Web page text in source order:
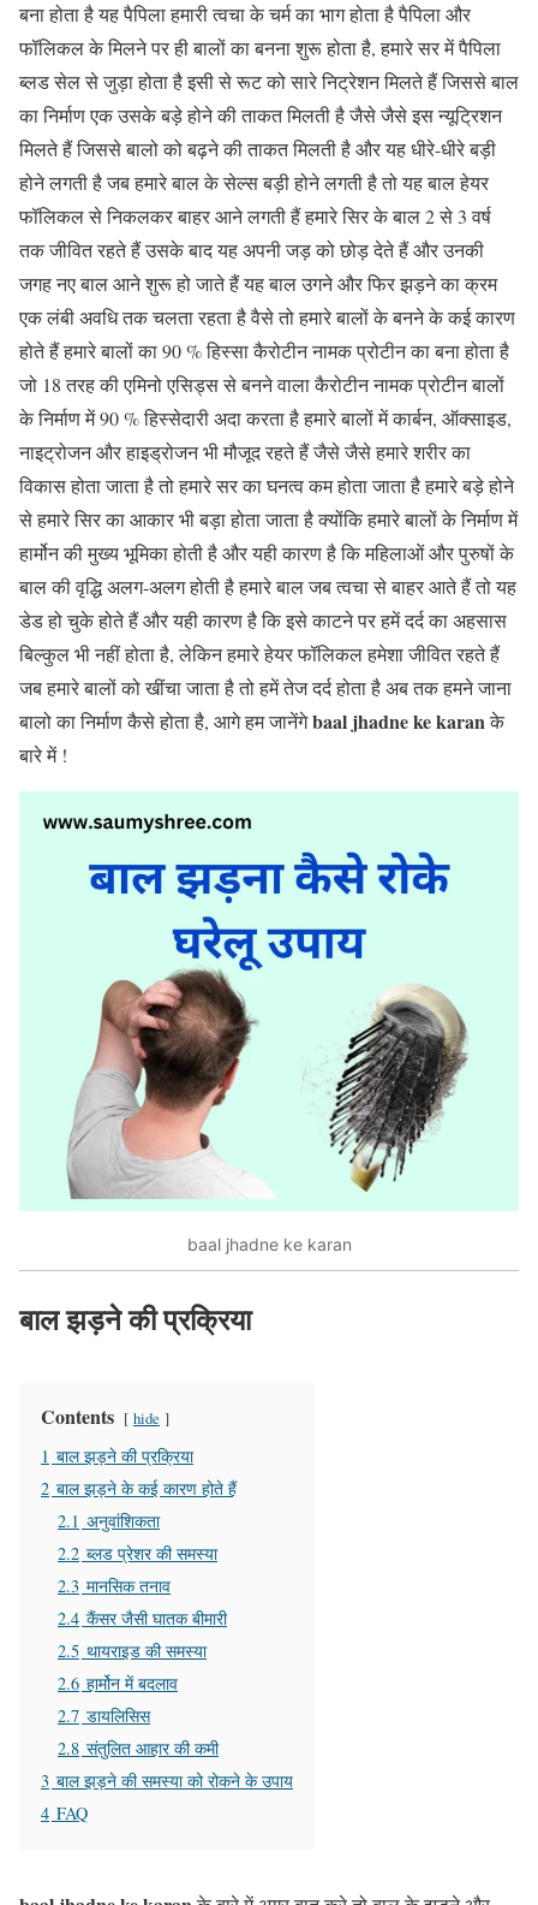
बना होता है यह पैपिला हमारी त्वचा के चर्म का भाग होता है पैपिला और
फॉलिकल के मिलने पर ही बालों का बनना शुरू होता है, हमारे सर में पैपिला
ब्लड सेल से जुड़ा होता है इसी से रूट को सारे निट्रेशन मिलते हैं जिससे बाल
का निर्माण एक उसके बड़े होने की ताकत मिलती है जैसे जैसे इस न्यूट्रिशन
मिलते हैं जिससे बालो को बढ़ने की ताकत मिलती है और यह धीरे-धीरे बड़ी
होने लगती है जब हमारे बाल के सेल्स बड़ी होने लगती है तो यह बाल हेयर
फॉलिकल से निकलकर बाहर आने लगती हैं हमारे सिर के बाल 2 से 3 वर्ष
तक जीवित रहते हैं उसके बाद यह अपनी जड़ को छोड़ देते हैं और उनकी
जगह नए बाल आने शुरू हो जाते हैं यह बाल उगने और फिर झड़ने का क्रम
एक लंबी अवधि तक चलता रहता है वैसे तो हमारे बालों के बनने के कई कारण
होते हैं हमारे बालों का 90 % हिस्सा कैरोटीन नामक प्रोटीन का बना होता है
जो 18 तरह की एमिनो एसिड्स से बनने वाला कैरोटीन नामक प्रोटीन बालों
के निर्माण में 90 % हिस्सेदारी अदा करता है हमारे बालों में कार्बन, ऑक्साइड,
नाइट्रोजन और हाइड्रोजन भी मौजूद रहते हैं जैसे जैसे हमारे शरीर का
विकास होता जाता है तो हमारे सर का घनत्व कम होता जाता है हमारे बड़े होने
से हमारे सिर का आकार भी बड़ा होता जाता है क्योंकि हमारे बालों के निर्माण में
हार्मोन की मुख्य भूमिका होती है और यही कारण है कि महिलाओं और पुरुषों के
बाल की वृद्धि अलग-अलग होती है हमारे बाल जब त्वचा से बाहर आते हैं तो यह
डेड हो चुके होते हैं और यही कारण है कि इसे काटने पर हमें दर्द का अहसास
बिल्कुल भी नहीं होता है, लेकिन हमारे हेयर फॉलिकल हमेशा जीवित रहते हैं
जब हमारे बालों को खींचा जाता है तो हमें तेज दर्द होता है अब तक हमने जाना
बालो का निर्माण कैसे होता है, आगे हम जानेंगेbaal jhadne ke karanके
बारे में !
baal jhadne ke karan
बाल झड़ने की प्रक्रिया
Contents hide
1 बाल झड़ने की प्रक्रिया
2 बाल झड़ने के कई कारण होते हैं
2.1 अनुवांशिकता
2.2 ब्लड प्रेशर की समस्या
2.3 मानसिक तनाव
2.4 कैंसर जैसी घातक बीमारी
2.5 थायराइड की समस्या
2.6 हार्मोन में बदलाव
2.7 डायलिसिस
2.8 संतुलित आहार की कमी
3 बाल झड़ने की समस्या को रोकने के उपाय
4 FAQ